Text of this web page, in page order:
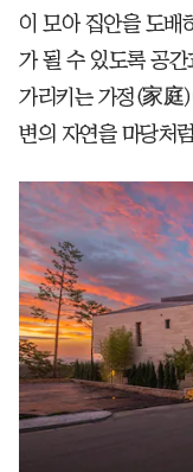
이 모아 집안을 도배
가 될 수 있도록 공
가리키는 가정(家庭
변의 자연을 마당처